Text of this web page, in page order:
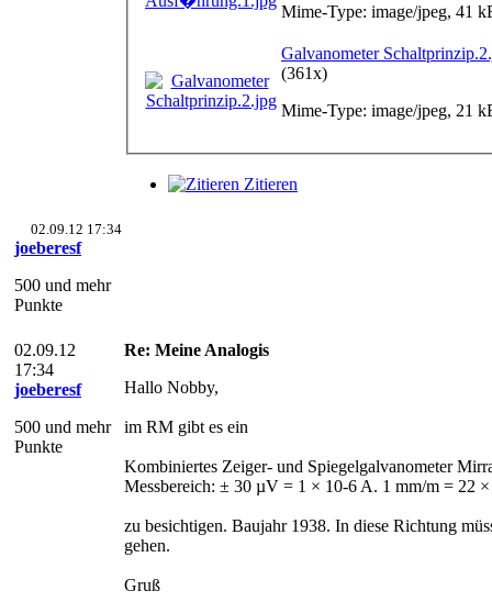
Mime-Type: image/jpeg, 41
Galvanometer
(361x)
Mime-Type: image/jpeg, 21
Zitieren
02.09.12 17:34
joeberesf
500 und mehr
Punkte
02.09.12
17:34
joeberesf
500 und mehr
Punkte
Re: Meine Analogis
Hallo Nobby,
im RM gibt es ein
Kombiniertes Zeiger- und Spiegelgalvanometer
Messbereich: ± 30 µV = 1 × 10-6 A. 1 mm/m = 22
zu besichtigen. Baujahr 1938. In diese Richtung
gehen.
Gruß